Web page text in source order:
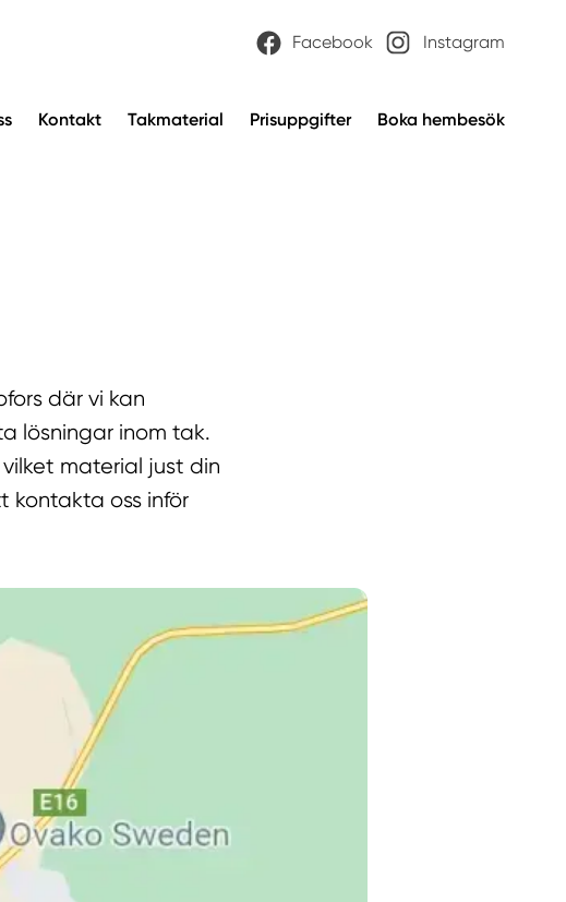
Facebook Instagram
Kontakt Takmaterial Prisuppgifter Boka hembesök
där vi kan
lösningar inom tak.
material just din
kontakta oss inför